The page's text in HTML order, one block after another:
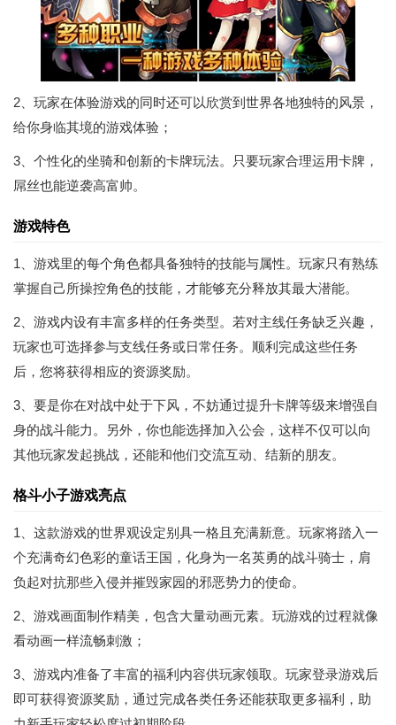
2、玩家在体验游戏的同时还可以欣赏到世界各地独特的风景，
给你身临其境的游戏体验；
3、个性化的坐骑和创新的卡牌玩法。只要玩家合理运用卡牌，
屌丝也能逆袭高富帅。
游戏特色
1、游戏里的每个角色都具备独特的技能与属性。玩家只有熟练
掌握自己所操控角色的技能，才能够充分释放其最大潜能。
2、游戏内设有丰富多样的任务类型。若对主线任务缺乏兴趣，
玩家也可选择参与支线任务或日常任务。顺利完成这些任务
后，您将获得相应的资源奖励。
3、要是你在对战中处于下风，不妨通过提升卡牌等级来增强自
身的战斗能力。另外，你也能选择加入公会，这样不仅可以向
其他玩家发起挑战，还能和他们交流互动、结新的朋友。
格斗小子游戏亮点
1、这款游戏的世界观设定别具一格且充满新意。玩家将踏入一
个充满奇幻色彩的童话王国，化身为一名英勇的战斗骑士，肩
负起对抗那些入侵并摧毁家园的邪恶势力的使命。
2、游戏画面制作精美，包含大量动画元素。玩游戏的过程就像
看动画一样流畅刺激；
3、游戏内准备了丰富的福利内容供玩家领取。玩家登录游戏后
即可获得资源奖励，通过完成各类任务还能获取更多福利，助